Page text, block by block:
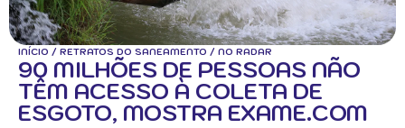
INÍCIO / RETRATOS DO SANEAMENTO / NO RADAR
90 MILHÕES DE PESSOAS NÃO
TÊM ACESSO À COLETA DE
ESGOTO, MOSTRA EXAME.COM